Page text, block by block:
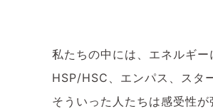
私たちの中には、エネルギー
HSP/HSC、エンパス、スタ
そういった人たちは感受性が